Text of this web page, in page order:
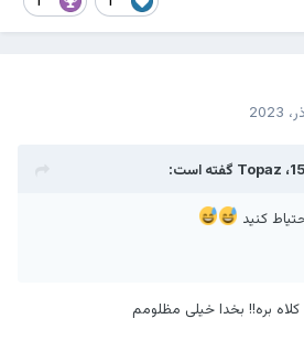
Topazگفته است:
کنید
بره!! بخدا خیلی مظلومم